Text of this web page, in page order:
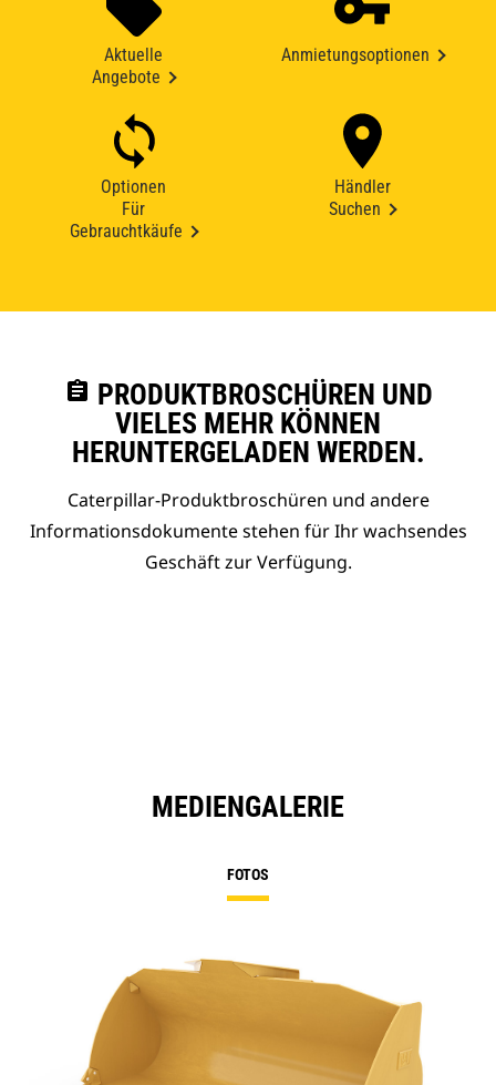
Aktuelle
Angebote
Anmietungsoptionen
Optionen
Für
Gebrauchtkäufe
Händler
Suchen
assignment PRODUKTBROSCHÜREN UND
VIELES MEHR KÖNNEN
HERUNTERGELADEN WERDEN.
Caterpillar-Produktbroschüren und andere
Informationsdokumente stehen für Ihr wachsendes
Geschäft zur Verfügung.
MEDIENGALERIE
FOTOS